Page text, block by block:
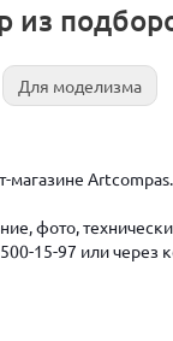
из
Для моделизма
магазине
фото,
15-97 или через